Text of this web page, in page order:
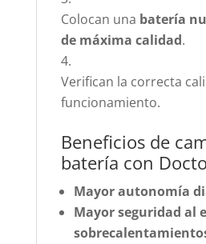
Colocan una batería
de máxima calidad.
Verifican la correcta
funcionamiento.
Beneficios de
batería con
Mayor autonomía
Mayor seguridad al